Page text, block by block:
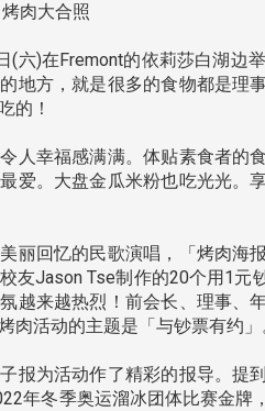
肉大合照
六)在Fremont的依莉莎白湖边
地方，就是很多的食物都是理
的！
人幸福感满满。体贴素食者的
爱。大盘金瓜米粉也吃光光。
丽回忆的民歌演唱，「烤肉海
友Jason Tse制作的20个用1
越来越热烈！前会长、理事、
肉活动的主题是「与钞票有约
报为活动作了精彩的报导。提
年冬季奥运溜冰团体比赛金